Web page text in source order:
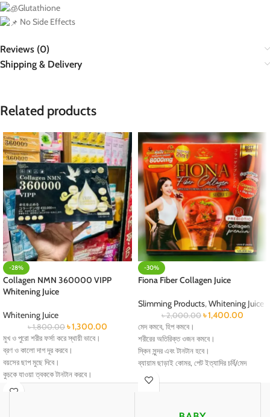
Glutathione
No Side Effects
Reviews (0)
Shipping & Delivery
Related products
-28%
Collagen NMN 360000 VIPP
Whitening Juice
Whitening Juice
৳1,800.00 ৳1,300.00
মুখ ও পুরো শরীর ফর্সা করে স্থায়ী ভাবে।
ব্রণ ও কালো দাগ দূর করবে।
বয়সের ছাপ মুছে দিবে।
কুচকে যাওয়া ত্বককে টানটান করবে।
চোখের নিচে কালো দাগ দূর করে।
-30%
Fiona Fiber Collagen Juice
Slimming Products,Whitening Juice
৳2,000.00 ৳1,400.00
মেদ কমবে, হিপ কমবে।
শরীরের অতিরিক্ত ওজন কমবে।
স্কিন সুন্দর এবং টানটান হবে।
ব্যায়াম ছাড়াই কোমর, পেট ইত্যাদির চর্বি/মেদ
কমাবে।